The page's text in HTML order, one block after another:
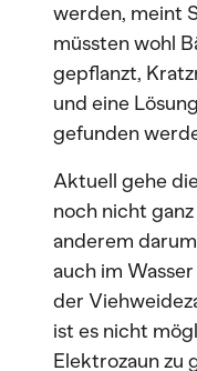
werden, meint
müssten wohl
gepflanzt,
und eine
gefunden
Aktuell gehe
noch nicht
anderem
auch im
der
ist es nicht
Elektrozaun zu